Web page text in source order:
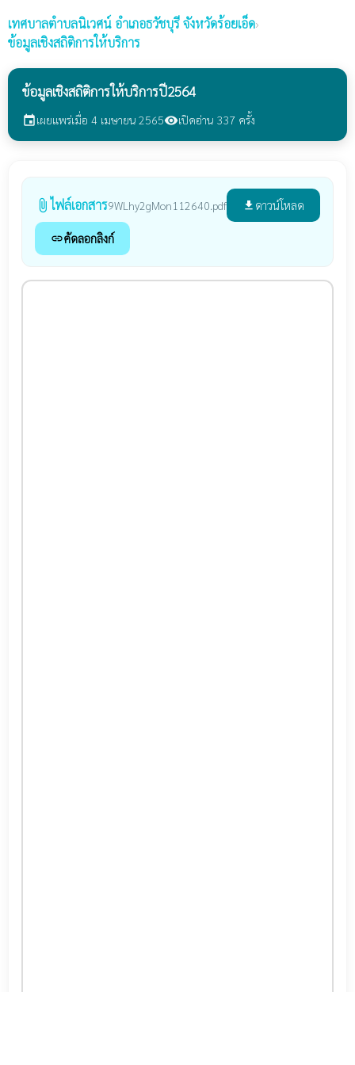
เทศบาลตำบลนิเวศน์ อำเภอธวัชบุรี จังหวัดร้อยเอ็ด›
ข้อมูลเชิงสถิติการให้บริการ
ข้อมูลเชิงสถิติการให้บริการปี2564
eventเผยแพร่เมื่อ 4 เมษายน 2565visibilityเปิดอ่าน 337 ครั้ง
attach_file ไฟล์เอกสาร9WLhy2gMon112640.pdf file_download ดาวน์โหลด
linkคัดลอกลิงก์